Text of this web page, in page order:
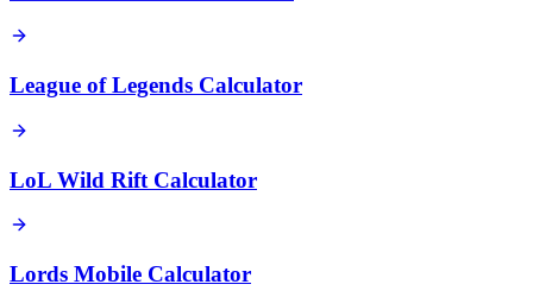
League of Legends Calculator
LoL Wild Rift Calculator
Lords Mobile Calculator